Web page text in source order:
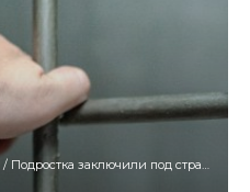
/ Подростка заключили под стражу за терроризм в Новороссийске